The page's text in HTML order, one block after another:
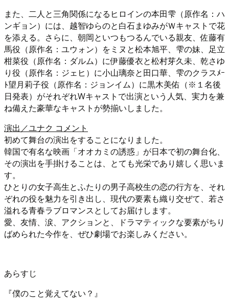
また、二人と三角関係になるヒロインの本田雫（原作名：ハ
ンギョン）には、越智ゆらのと白石まゆみがＷキャストで花
を添える。さらに、朝岡といつもつるんでいる親友、佐藤有
馬役（原作名：ユウォン）をミヌと松本旭平、雫の妹、足立
柑菜役（原作名：ダルム）に伊藤優衣と松村芽久未、乾さゆ
り役（原作名：ジェヒ）に小山璃奈と田口華、雫のクラスﾒｰ
ﾄ望月莉子役（原作名：ジョンイム）に黒木美佑（※１名後
日発表）がそれぞれWキャストで出演という人気、実力を兼
ね備えた豪華なキャストが勢揃いしました。
演出／ユナク コメント
初めて舞台の演出をすることになりました。
韓国で有名な映画「オオカミの誘惑」が日本で初の舞台化、
その演出を手掛けることは、とても光栄であり嬉しく思いま
す。
ひとりの女子高生とふたりの男子高校生の恋の行方を、それ
ぞれの役を魅力を引き出し、現代の要素も織り交ぜて、若さ
溢れる青春ラブロマンスとしてお届けします。
愛、友情、涙、アクションと、ドラマティックな要素がちり
ばめられた今作を、ぜひ劇場でお楽しみください。
あらすじ
『僕のこと覚えてない？』